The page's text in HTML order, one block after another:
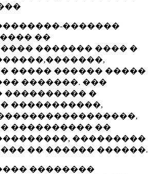
�������
��
������� ���� �
����� ������ �����
�������. ���
���������� �
�����������,
���������� ��
���������
�� ������ ������.
��������